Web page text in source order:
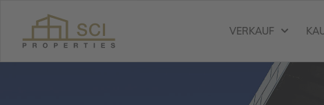
VERKAUF